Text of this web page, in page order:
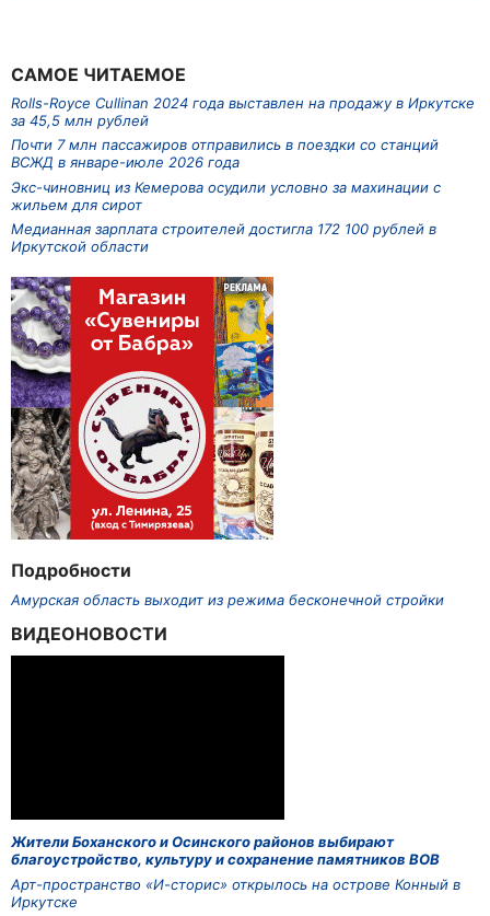
САМОЕ ЧИТАЕМОЕ
Rolls-Royce Cullinan 2024 года выставлен на продажу в Иркутске
за 45,5 млн рублей
Почти 7 млн пассажиров отправились в поездки со станций
ВСЖД в январе-июле 2026 года
Экс-чиновниц из Кемерова осудили условно за махинации с
жильем для сирот
Медианная зарплата строителей достигла 172 100 рублей в
Иркутской области
Подробности
Амурская область выходит из режима бесконечной стройки
ВИДЕОНОВОСТИ
Жители Боханского и Осинского районов выбирают
благоустройство, культуру и сохранение памятников ВОВ
Арт-пространство «И-сторис» открылось на острове Конный в
Иркутске